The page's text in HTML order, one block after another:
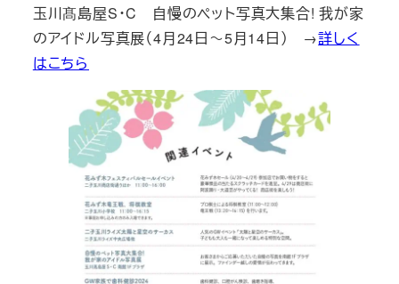
玉川髙島屋S・C 自慢のペット写真大集合! 我が家
のアイドル写真展（4月24日～5月14日） →詳しく
はこちら